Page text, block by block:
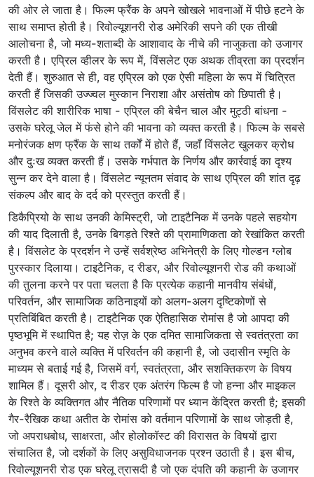
की ओर ले जाता है। फिल्म फ्रैंक के अपने खोखले भावनाओं में पीछे हटने के
साथ समाप्त होती है। रिवोल्यूशनरी रोड अमेरिकी सपने की एक तीखी
आलोचना है, जो मध्य-शताब्दी के आशावाद के नीचे की नाजुकता को उजागर
करती है। एप्रिल व्हीलर के रूप में, विंसलेट एक अथक तीव्रता का प्रदर्शन
देती हैं। शुरुआत से ही, वह एप्रिल को एक ऐसी महिला के रूप में चित्रित
करती हैं जिसकी उज्ज्वल मुस्कान निराशा और असंतोष को छिपाती है।
विंसलेट की शारीरिक भाषा - एप्रिल की बेचैन चाल और मुट्ठी बांधना -
उसके घरेलू जेल में फंसे होने की भावना को व्यक्त करती है। फिल्म के सबसे
मनोरंजक क्षण फ्रैंक के साथ तर्कों में होते हैं, जहाँ विंसलेट खुलकर क्रोध
और दुःख व्यक्त करती हैं। उसके गर्भपात के निर्णय और कार्रवाई का दृश्य
सुन्न कर देने वाला है। विंसलेट न्यूनतम संवाद के साथ एप्रिल की शांत दृढ़
संकल्प और बाद के दर्द को प्रस्तुत करती हैं।
डिकैप्रियो के साथ उनकी केमिस्ट्री, जो टाइटैनिक में उनके पहले सहयोग
की याद दिलाती है, उनके बिगड़ते रिश्ते की प्रामाणिकता को रेखांकित करती
है। विंसलेट के प्रदर्शन ने उन्हें सर्वश्रेष्ठ अभिनेत्री के लिए गोल्डन ग्लोब
पुरस्कार दिलाया। टाइटैनिक, द रीडर, और रिवोल्यूशनरी रोड की कथाओं
की तुलना करने पर पता चलता है कि प्रत्येक कहानी मानवीय संबंधों,
परिवर्तन, और सामाजिक कठिनाइयों को अलग-अलग दृष्टिकोणों से
प्रतिबिंबित करती है। टाइटैनिक एक ऐतिहासिक रोमांस है जो आपदा की
पृष्ठभूमि में स्थापित है; यह रोज़ के एक दमित सामाजिकता से स्वतंत्रता का
अनुभव करने वाले व्यक्ति में परिवर्तन की कहानी है, जो उदासीन स्मृति के
माध्यम से बताई गई है, जिसमें वर्ग, स्वतंत्रता, और सशक्तिकरण के विषय
शामिल हैं। दूसरी ओर, द रीडर एक अंतरंग फिल्म है जो हन्ना और माइकल
के रिश्ते के व्यक्तिगत और नैतिक परिणामों पर ध्यान केंद्रित करती है; इसकी
गैर-रैखिक कथा अतीत के रोमांस को वर्तमान परिणामों के साथ जोड़ती है,
जो अपराधबोध, साक्षरता, और होलोकॉस्ट की विरासत के विषयों द्वारा
संचालित है, जो दर्शकों के लिए असुविधाजनक प्रश्न उठाती है। इस बीच,
रिवोल्यूशनरी रोड एक घरेलू त्रासदी है जो एक दंपति की कहानी के उजागर